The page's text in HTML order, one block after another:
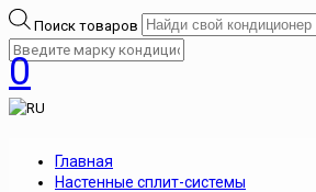
Поиск товаров
0
Главная
Настенные сплит-системы